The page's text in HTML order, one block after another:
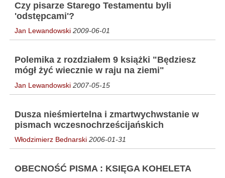
Czy pisarze Starego Testamentu byli
'odstępcami'?
Jan Lewandowski 2009-06-01
Polemika z rozdziałem 9 książki "Będziesz
mógł żyć wiecznie w raju na ziemi"
Jan Lewandowski 2007-05-15
Dusza nieśmiertelna i zmartwychwstanie w
pismach wczesnochrześcijańskich
Włodzimierz Bednarski 2006-01-31
OBECNOŚĆ PISMA : KSIĘGA KOHELETA